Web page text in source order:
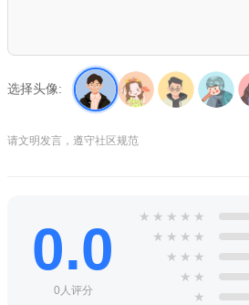
选择头像:
请文明发言，遵守社区规范
0.0
0人评分
★ ★ ★ ★ ★
★ ★ ★ ★
★ ★ ★
★ ★
★